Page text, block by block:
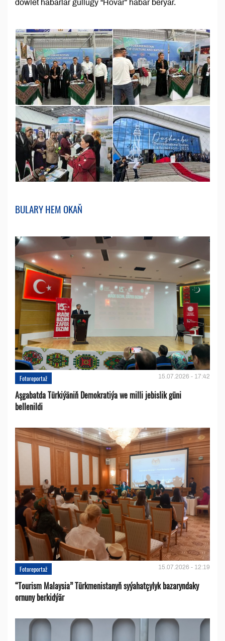
döwlet habarlar gullugy “Hovar” habar berýär.
BULARY HEM OKAŇ
Fotoreportaž 15.07.2026 - 17:42
Aşgabatda Türkiýäniň Demokratiýa we milli jebislik güni
bellenildi
Fotoreportaž 15.07.2026 - 12:19
“Tourism Malaysia” Türkmenistanyň syýahatçylyk bazaryndaky
ornuny berkidýär